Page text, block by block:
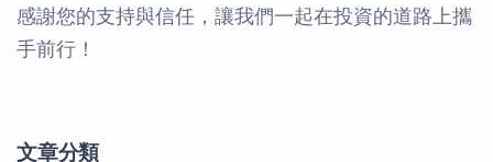
感謝您的支持與信任，讓我們一起在投資的道路上攜
手前行！
文章分類